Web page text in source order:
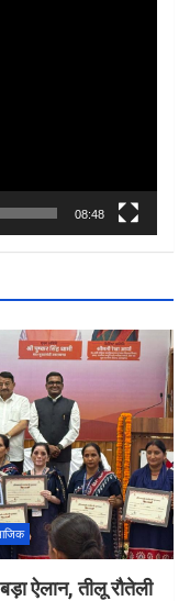
08:48
ऐलान, तीलू रौतेली